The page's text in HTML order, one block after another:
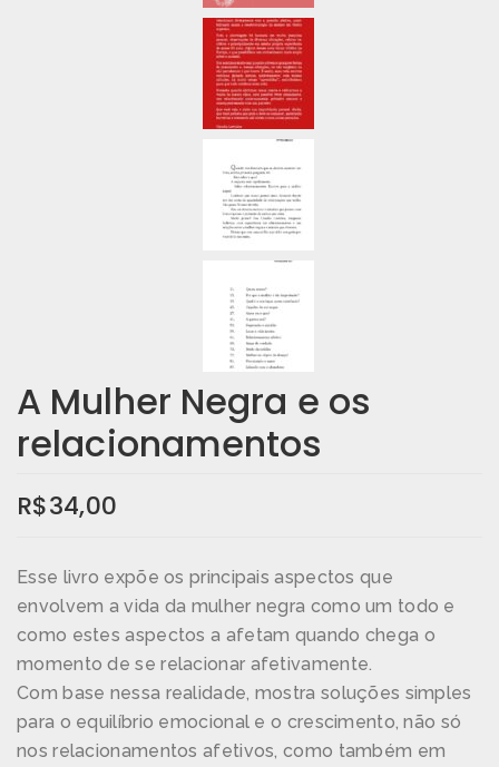
A Mulher Negra e os
relacionamentos
R$34,00
Esse livro expõe os principais aspectos que
envolvem a vida da mulher negra como um todo e
como estes aspectos a afetam quando chega o
momento de se relacionar afetivamente.
Com base nessa realidade, mostra soluções simples
para o equilíbrio emocional e o crescimento, não só
nos relacionamentos afetivos, como também em